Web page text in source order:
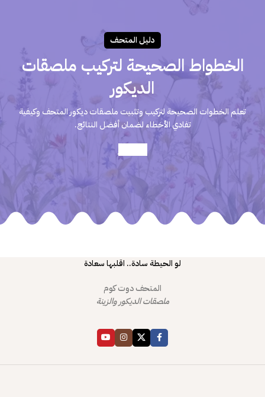
دليـل المتحـف
الخطواط الصحيحة لتركيب ملصقات
الديكور
تعلم الخطوات الصحيحة لتركيب وتثبيت ملصقات ديكور المتحف وكيفية
تفادي الأخطاء لضمان أفضل النتائج.
لو الحيطة سادة.. اقلبها سعادة
المتحف دوت كوم
ملصقات الديكور والزينة